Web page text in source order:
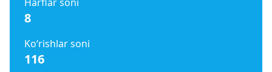
8
Ko‘rishlar soni
116